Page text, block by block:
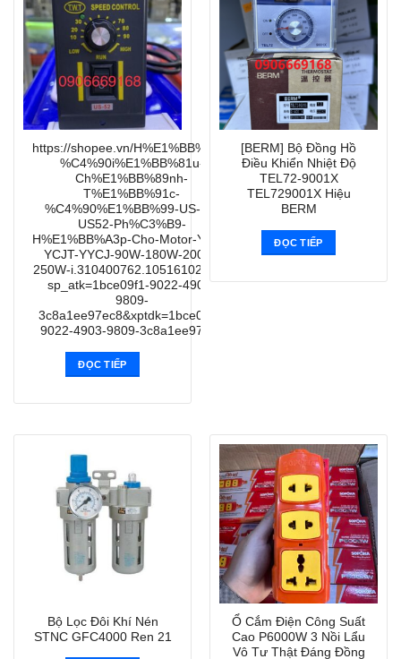
https://shopee.vn/H%E1%BB%99p-
%C4%90i%E1%BB%81u-
Ch%E1%BB%89nh-
T%E1%BB%91c-
%C4%90%E1%BB%99-US-52-
US52-Ph%C3%B9-
H%E1%BB%A3p-Cho-Motor-YYPJ-
YCJT-YYCJ-90W-180W-200W-
250W-i.310400762.10516102853?
sp_atk=1bce09f1-9022-4903-
9809-
3c8a1ee97ec8&xptdk=1bce09f1-
9022-4903-9809-3c8a1ee97ec8
ĐỌC TIẾP
[BERM] Bộ Đồng Hồ
Điều Khiển Nhiệt Độ
TEL72-9001X
TEL729001X Hiệu
BERM
ĐỌC TIẾP
Bộ Lọc Đôi Khí Nén
STNC GFC4000 Ren 21
Ổ Cắm Điện Công Suất
Cao P6000W 3 Nồi Lẩu
Vô Tư Thật Đáng Đồng